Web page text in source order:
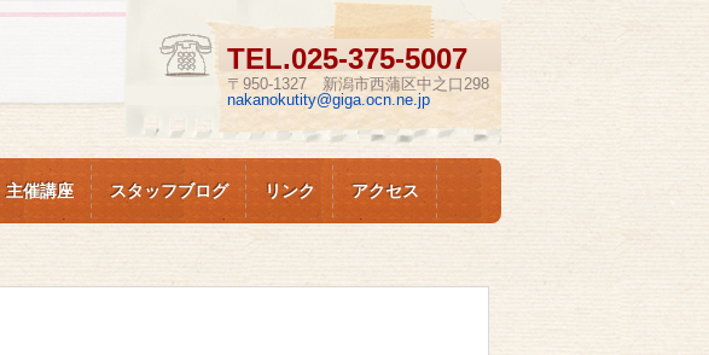
TEL.025-375-5007
〒950-1327 新潟市西蒲区中之口298
nakanokutity@giga.ocn.ne.jp
主催講座 スタッフブログ リンク アクセス